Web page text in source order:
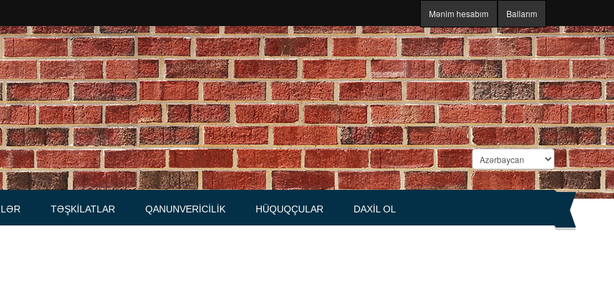
Mənim hesabım Ballarım
qaydalar
TƏŞKILATLAR
Məhkəmələr
Notariuslar
Prokurorluqlar
Vəkil qurumları
QANUNVERICILIK HÜQUQÇULAR DAXIL OL